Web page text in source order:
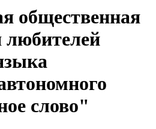
общественная
любителей
слово"